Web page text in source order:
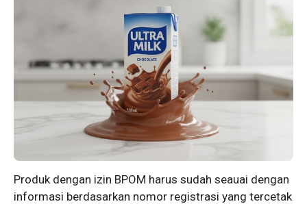
Produk dengan izin BPOM harus sudah seauai dengan
informasi berdasarkan nomor registrasi yang tercetak